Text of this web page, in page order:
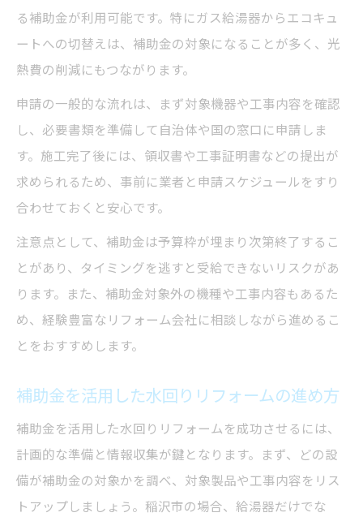
る補助金が利用可能です。特にガス給湯器からエコキュ
ートへの切替えは、補助金の対象になることが多く、光
熱費の削減にもつながります。
申請の一般的な流れは、まず対象機器や工事内容を確認
し、必要書類を準備して自治体や国の窓口に申請しま
す。施工完了後には、領収書や工事証明書などの提出が
求められるため、事前に業者と申請スケジュールをすり
合わせておくと安心です。
注意点として、補助金は予算枠が埋まり次第終了するこ
とがあり、タイミングを逃すと受給できないリスクがあ
ります。また、補助金対象外の機種や工事内容もあるた
め、経験豊富なリフォーム会社に相談しながら進めるこ
とをおすすめします。
補助金を活用した水回りリフォームの進め方
補助金を活用した水回りリフォームを成功させるには、
計画的な準備と情報収集が鍵となります。まず、どの設
備が補助金の対象かを調べ、対象製品や工事内容をリス
トアップしましょう。稲沢市の場合、給湯器だけでな